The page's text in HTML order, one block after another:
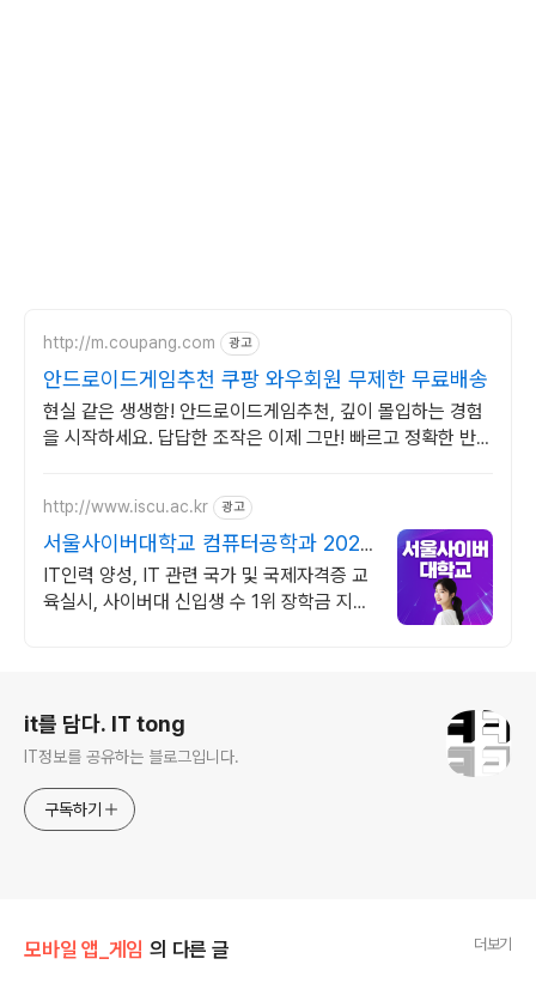
http://m.coupang.com 광고
안드로이드게임추천 쿠팡 와우회원 무제한 무료배송
현실 같은 생생함! 안드로이드게임추천, 깊이 몰입하는 경험
을 시작하세요. 답답한 조작은 이제 그만! 빠르고 정확한 반응
http://www.iscu.ac.kr 광고
서울사이버대학교 컴퓨터공학과 2026
가을학기 신편입생
IT인력 양성, IT 관련 국가 및 국제자격증 교
육실시, 사이버대 신입생 수 1위 장학금 지급
it를 담다. IT tong
IT정보를 공유하는 블로그입니다.
구독하기
모바일 앱_게임 의 다른 글 더보기